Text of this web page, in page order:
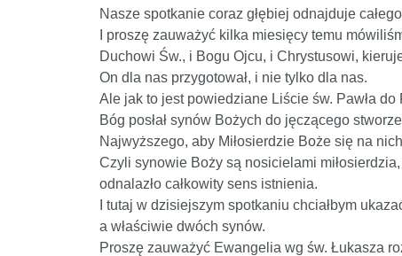
Nasze spotkanie coraz głębiej odnajduje
I proszę zauważyć kilka miesięcy temu
Duchowi Św., i Bogu Ojcu, i Chrystusowi,
On dla nas przygotował, i nie tylko dla nas.
Ale jak to jest powiedziane Liście św. Pawła
Bóg posłał synów Bożych do jęczącego
Najwyższego, aby Miłosierdzie Boże się na
Czyli synowie Boży są nosicielami
odnalazło całkowity sens istnienia.
I tutaj w dzisiejszym spotkaniu chciałbym
a właściwie dwóch synów.
Proszę zauważyć Ewangelia wg św. Łukasza